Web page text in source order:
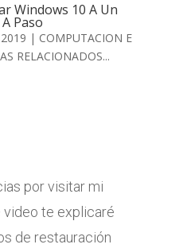
Windows 10 A Un
Paso
| COMPUTACION E
RELACIONADOS...
por visitar mi
te explicaré
de restauración